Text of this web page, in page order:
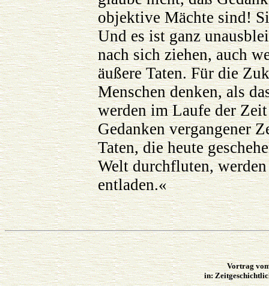
objektive Mächte sind!
Und es ist ganz
nach sich ziehen, auch
äußere Taten. Für die
Menschen denken, als
werden im Laufe der
Gedanken vergangener
Taten, die heute
Welt durchfluten,
entladen.«
Vortrag
in: